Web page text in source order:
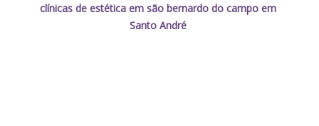
clínicas de estética em são bernardo do campo em
Santo André